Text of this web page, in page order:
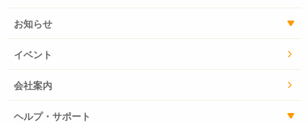
お知らせ
イベント
会社案内
ヘルプ・サポート